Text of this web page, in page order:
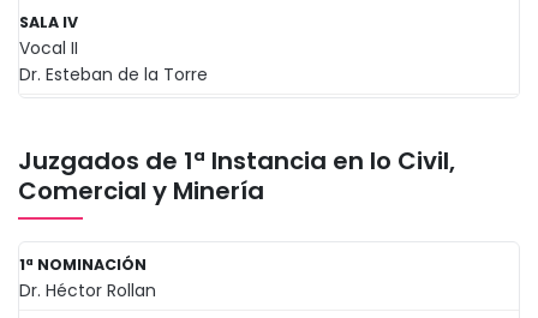
SALA IV
Vocal II
Dr. Esteban de la Torre
Juzgados de 1ª Instancia en lo Civil,
Comercial y Minería
1ª NOMINACIÓN
Dr. Héctor Rollan